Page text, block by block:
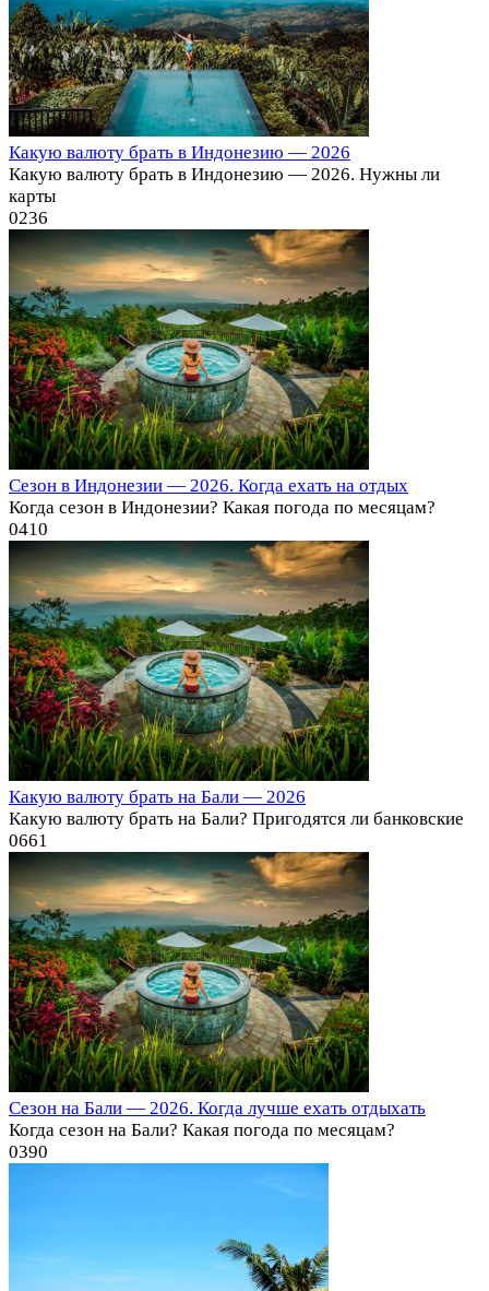
Какую валюту брать в Индонезию — 2026
Какую валюту брать в Индонезию — 2026. Нужны ли
карты
0236
Сезон в Индонезии — 2026. Когда ехать на отдых
Когда сезон в Индонезии? Какая погода по месяцам?
0410
Какую валюту брать на Бали — 2026
Какую валюту брать на Бали? Пригодятся ли банковские
0661
Cезон на Бали — 2026. Когда лучше ехать отдыхать
Когда сезон на Бали? Какая погода по месяцам?
0390